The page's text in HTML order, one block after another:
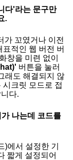
다'라는 문구만
.
가 꼬였거나 이전
적인 웹 버전 버
창을 미련 없이
버튼을 눌러
래도 해결되지 않
크릿 모드로 접
다.
나는데 코드를
에서 설정한 기
짧게 설정되어